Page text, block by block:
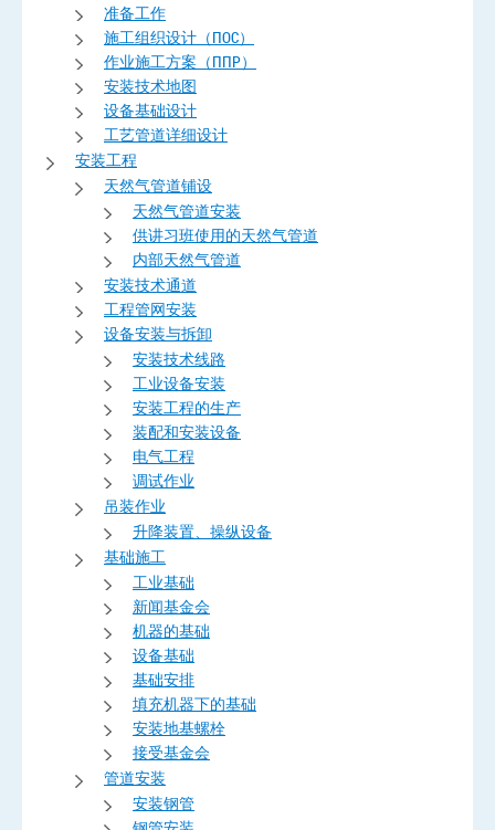
准备工作
施工组织设计（ПОС）
作业施工方案（ППР）
安装技术地图
设备基础设计
工艺管道详细设计
安装工程
天然气管道铺设
天然气管道安装
供讲习班使用的天然气管道
内部天然气管道
安装技术通道
工程管网安装
设备安装与拆卸
安装技术线路
工业设备安装
安装工程的生产
装配和安装设备
电气工程
调试作业
吊装作业
升降装置、操纵设备
基础施工
工业基础
新闻基金会
机器的基础
设备基础
基础安排
填充机器下的基础
安装地基螺栓
接受基金会
管道安装
安装钢管